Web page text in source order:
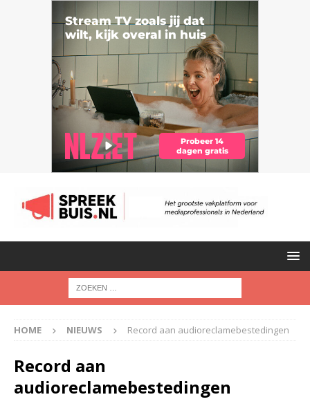
HOME NIEUWS Record aan audioreclamebestedingen
Record aan
audioreclamebestedingen